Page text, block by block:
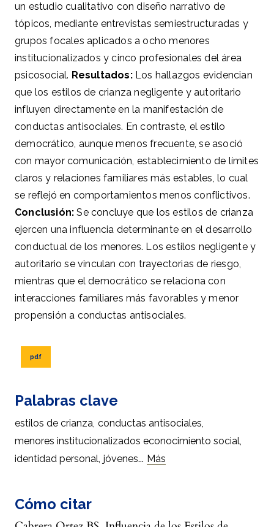
Palabras clave
estilos de crianza, conductas antisociales,
menores institucionalizados econocimiento social,
identidad personal, jóvenes... Más
Cómo citar
un estudio cualitativo con diseño narrativo de
tópicos, mediante entrevistas semiestructuradas y
grupos focales aplicados a ocho menores
institucionalizados y cinco profesionales del área
psicosocial. Resultados:Los hallazgos evidencian
que los estilos de crianza negligente y autoritario
influyen directamente en la manifestación de
conductas antisociales. En contraste, el estilo
democrático, aunque menos frecuente, se asoció
con mayor comunicación, establecimiento de límites
claros y relaciones familiares más estables, lo cual
se reflejó en comportamientos menos conflictivos.
Conclusión:Se concluye que los estilos de crianza
ejercen una influencia determinante en el desarrollo
conductual de los menores. Los estilos negligente y
autoritario se vinculan con trayectorias de riesgo,
mientras que el democrático se relaciona con
interacciones familiares más favorables y menor
propensión a conductas antisociales.
pdf